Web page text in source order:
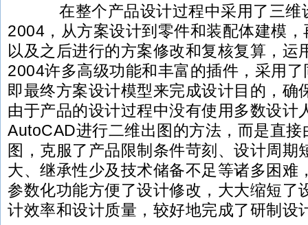
在整个产品设计过程中采用了三维
2004，从方案设计到零件和装配体建模
以及之后进行的方案修改和复核复算，运
2004许多高级功能和丰富的插件，采用
即最终方案设计模型来完成设计目的，确
由于产品的设计过程中没有使用多数设计
AutoCAD进行二维出图的方法，而是直
图，克服了产品限制条件苛刻、设计周期
大、继承性少及技术储备不足等诸多困难
参数化功能方便了设计修改，大大缩短了
计效率和设计质量，较好地完成了研制设